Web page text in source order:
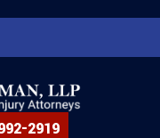
2919